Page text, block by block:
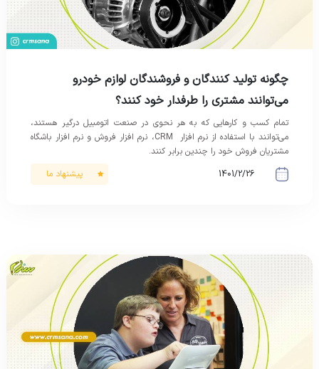
چگونه تولید کنندگان و فروشندگان لوازم خودرو
می‌توانند مشتری را طرفدار خود کنند؟
تمام کسب و کارهایی که به هر نحوی در صنعت اتومبیل درگیر هستند،
می‌توانند با استفاده از نرم افزار CRM، نرم افزار فروش و نرم افزار باشگاه
مشتریان فروش خود را چندین برابر کنند.
1401/2/26
پیشنهاد ما